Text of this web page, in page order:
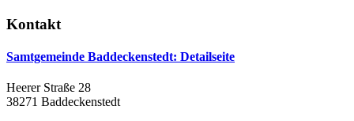
Kontakt
Samtgemeinde Baddeckenstedt: Detailseite
Heerer Straße 28
38271 Baddeckenstedt